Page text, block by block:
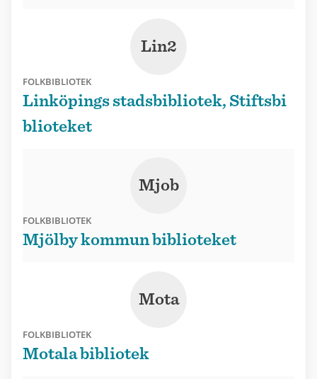
Lin2
FOLKBIBLIOTEK
Linköpings stadsbibliotek, Stiftsbi
blioteket
Mjob
FOLKBIBLIOTEK
Mjölby kommun biblioteket
Mota
FOLKBIBLIOTEK
Motala bibliotek